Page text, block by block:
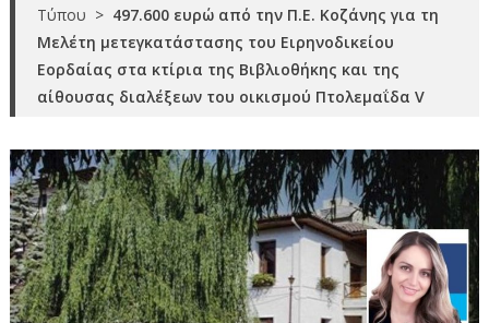
Τύπου > 497.600 ευρώ από την Π.Ε. Κοζάνης για τη
Μελέτη μετεγκατάστασης του Ειρηνοδικείου
Εορδαίας στα κτίρια της Βιβλιοθήκης και της
αίθουσας διαλέξεων του οικισμού Πτολεμαΐδα V